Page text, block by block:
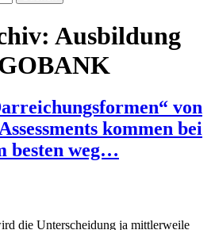
Ausbildung
von
kommen bei
besten weg…
die Unterscheidung ja mittlerweile